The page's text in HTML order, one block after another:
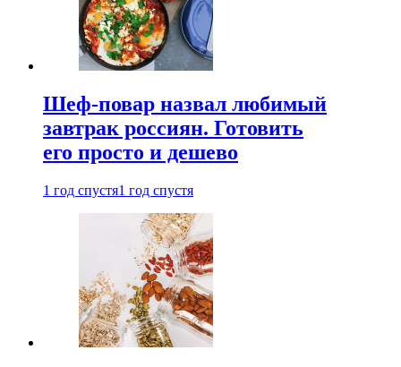
Шеф-повар назвал любимый
завтрак россиян. Готовить
его просто и дешево
1 год спустя1 год спустя